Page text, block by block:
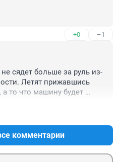
+0 –1
сядет больше за руль из-
Летят прижавшись
то что машину будет
комментарии